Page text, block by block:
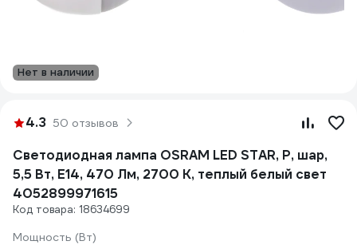
Нет в наличии
4.3 50 отзывов
Светодиодная лампа OSRAM LED STAR, P, шар,
5,5 Вт, E14, 470 Лм, 2700 К, теплый белый свет
4052899971615
Код товара: 18634699
Мощность (Вт)